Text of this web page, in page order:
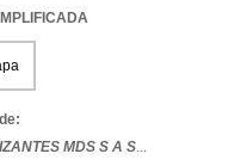
MDS S A S...